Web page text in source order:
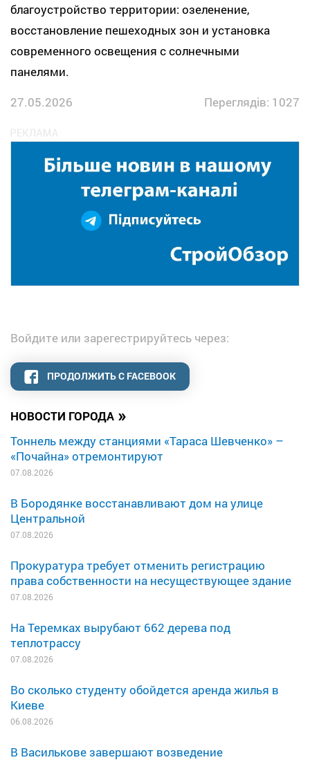
НОВОСТИ ГОРОДА »
Тоннель между станциями «Тараса Шевченко» –
«Почайна» отремонтируют
07.08.2026
В Бородянке восстанавливают дом на улице
Центральной
07.08.2026
Прокуратура требует отменить регистрацию
права собственности на несуществующее здание
07.08.2026
На Теремках вырубают 662 дерева под
теплотрассу
07.08.2026
Во сколько студенту обойдется аренда жилья в
Киеве
06.08.2026
В Василькове завершают возведение
благоустройство территории: озеленение,
восстановление пешеходных зон и установка
современного освещения с солнечными
панелями.
27.05.2026
Переглядів: 1027
Войдите или зарегестрируйтесь через:
ПРОДОЛЖИТЬ С FACEBOOK